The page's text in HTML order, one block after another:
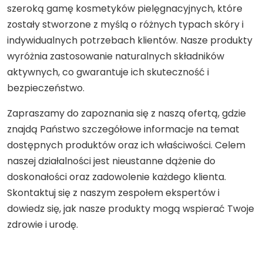
szeroką gamę kosmetyków pielęgnacyjnych, które
zostały stworzone z myślą o różnych typach skóry i
indywidualnych potrzebach klientów. Nasze produkty
wyróżnia zastosowanie naturalnych składników
aktywnych, co gwarantuje ich skuteczność i
bezpieczeństwo.
Zapraszamy do zapoznania się z naszą ofertą, gdzie
znajdą Państwo szczegółowe informacje na temat
dostępnych produktów oraz ich właściwości. Celem
naszej działalności jest nieustanne dążenie do
doskonałości oraz zadowolenie każdego klienta.
Skontaktuj się z naszym zespołem ekspertów i
dowiedz się, jak nasze produkty mogą wspierać Twoje
zdrowie i urodę.